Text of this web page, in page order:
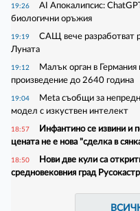
19:26
AI Апокалипсис:
биологични оръжия
19:19
САЩ вече разработват
Луната
19:12
Малък орган в
произведение до 2640 година
19:04
Meta съобщи за
модел с изкуствен интелект
18:57
Инфантино се извини
цената не е нова "сделка в
18:50
Нови две кули са
средновековния град